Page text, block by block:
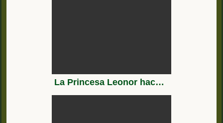
La Princesa Leonor hace sus primeras maniobras en el mar en una lancha de instrucción